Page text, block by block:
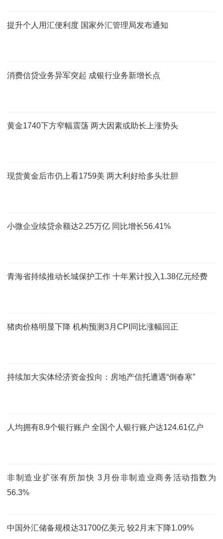
提升个人用汇便利度 国家外汇管理局发布通知
消费信贷业务异军突起 成银行业务新增长点
黄金1740下方窄幅震荡 两大因素或助长上涨势头
现货黄金后市仍上看1759美 两大利好给多头壮胆
小微企业续贷余额达2.25万亿 同比增长56.41%
青海省持续推动长城保护工作 十年累计投入1.38亿元经费
猪肉价格明显下降 机构预测3月CPI同比涨幅回正
持续加大实体经济资金投向：房地产信托遭遇“倒春寒”
人均拥有8.9个银行账户 全国个人银行账户达124.61亿户
非制造业扩张有所加快 3月份非制造业商务活动指数为
56.3%
中国外汇储备规模达31700亿美元 较2月末下降1.09%